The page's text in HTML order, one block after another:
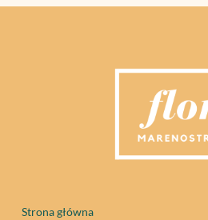
Strona główna